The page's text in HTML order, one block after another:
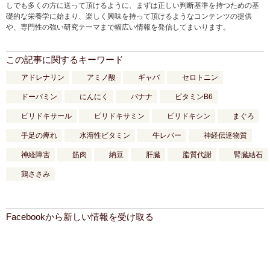
しでも多くの方に送って頂けるように、まずは正しい判断基準を持つための基
礎的な栄養学に始まり、楽しく興味を持って頂けるようなコンテンツの提供
や、専門性の強い研究テーマまで幅広い情報を発信してまいります。
この記事に関するキーワード
アドレナリン アミノ酸 ギャバ セロトニン
ドーパミン にんにく バナナ ビタミンB6
ピリドキサール ピリドキサミン ピリドキシン まぐろ
手足の痺れ 水溶性ビタミン 牛レバー 神経伝達物質
神経障害 筋肉 納豆 肝臓 脂質代謝 腎臓結石
鶏ささみ
Facebookから新しい情報を受け取る